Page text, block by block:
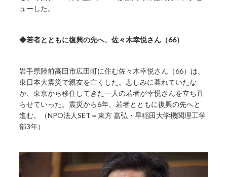
ューした。
◆若者とともに復興の先へ、佐々木幸悦さん（66）
岩手県陸前高田市広田町に住む佐々木幸悦さん（66）は、
東日本大震災で親友を亡くした。悲しみに暮れていたな
か、東京から移住してきた一人の若者が幸悦さんを立ち直
らせていった。震災から6年、若者とともに復興の先へと
進む。（NPO法人SET＝東方 嘉弘・早稲田大学機関理工学
部3年）